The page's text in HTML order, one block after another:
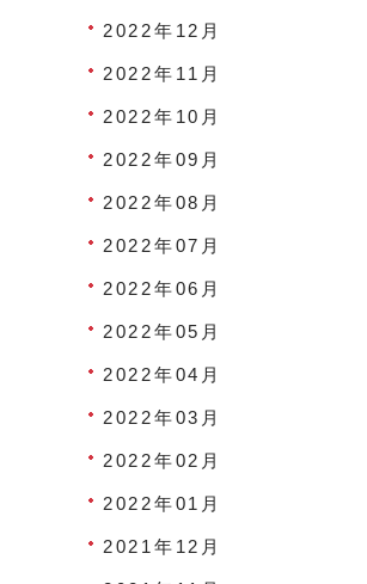
2022年12月
2022年11月
2022年10月
2022年09月
2022年08月
2022年07月
2022年06月
2022年05月
2022年04月
2022年03月
2022年02月
2022年01月
2021年12月